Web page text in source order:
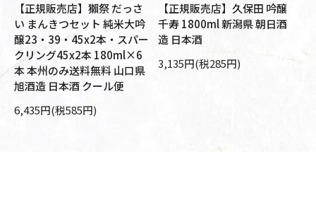
【正規販売店】獺祭 だっさ
い まんきつセット 純米大吟
醸23・39・45x2本・スパー
クリング45x2本 180ml×6
本 本州のみ送料無料 山口県
旭酒造 日本酒 クール便
6,435円(税585円)
【正規販売店】久保田 吟醸
千寿 1800ml 新潟県 朝日酒
造 日本酒
3,135円(税285円)